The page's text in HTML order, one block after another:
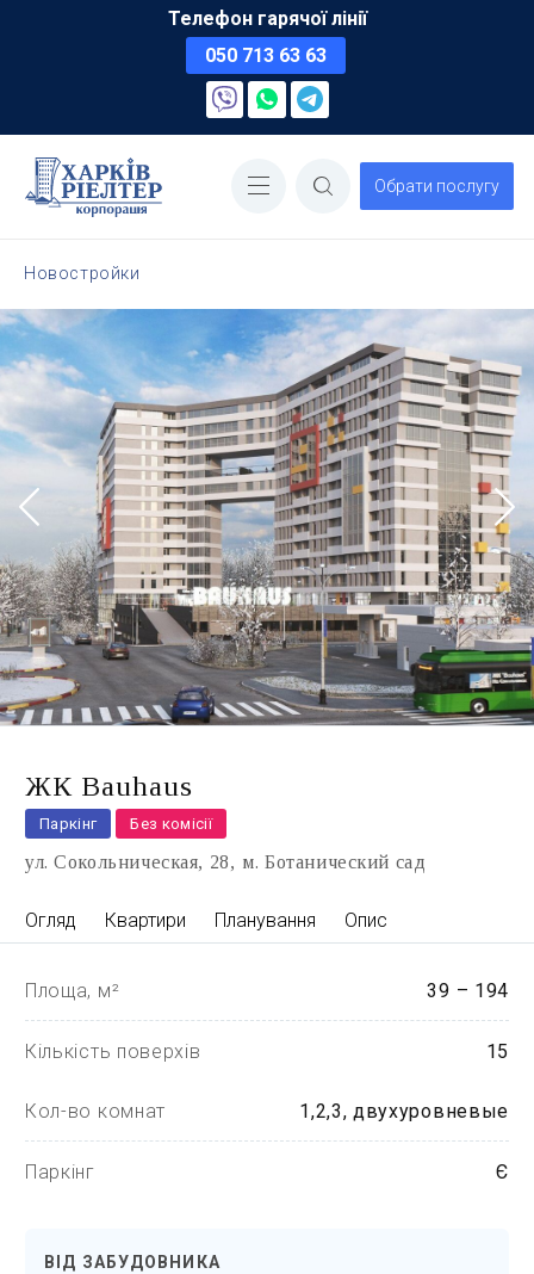
Телефон гарячої лінії
050 713 63 63
Обрати послугу
Новостройки
ЖК Bauhaus
Паркінг Без комісії
ул. Сокольническая, 28 м. Ботанический сад
Огляд Квартири Планування Опис
Площа, м² 39 – 194
Кількість поверхів 15
Кол-во комнат 1,2,3, двухуровневые
Паркінг Є
ВІД ЗАБУДОВНИКА